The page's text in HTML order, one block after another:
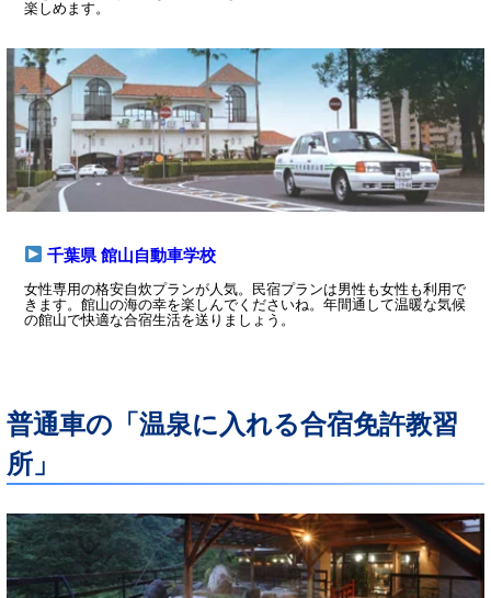
楽しめます。
千葉県 館山自動車学校
女性専用の格安自炊プランが人気。民宿プランは男性も女性も利用で
きます。館山の海の幸を楽しんでくださいね。年間通して温暖な気候
の館山で快適な合宿生活を送りましょう。
普通車の「温泉に入れる合宿免許教習
所」